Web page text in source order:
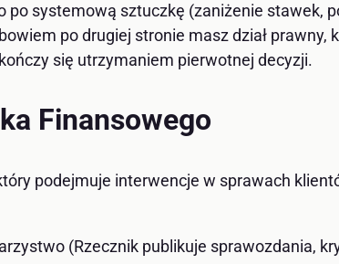
po systemową sztuczkę (zaniżenie stawek,
po drugiej stronie masz dział
się utrzymaniem pierwotnej decyzji.
Finansowego
podejmuje interwencje w sprawach
(Rzecznik publikuje sprawozdania,